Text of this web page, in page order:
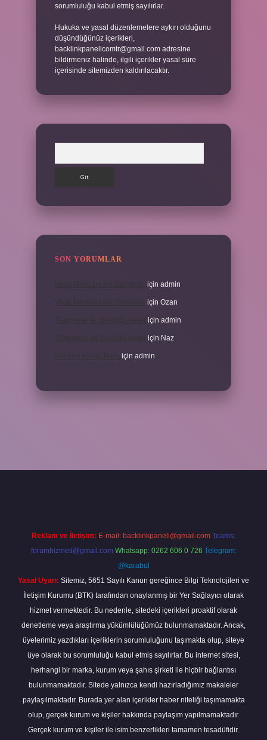
sorumluluğu kabul etmiş sayılırlar.
Hukuka ve yasal düzenlemelere aykırı olduğunu
düşündüğünüz içerikleri,
backlinkpanelicomtr@gmail.com adresine
bildirmeniz halinde, ilgili içerikler yasal süre
içerisinde sitemizden kaldırılacaktır.
SON YORUMLAR
için admin
için Ozan
için admin
için Naz
için admin
Reklam ve İletişim: E-mail: backlinkpaneli@gmail.com Teams:
forumhizmeti@gmail.com Whatsapp: 0262 606 0 726 Telegram:
@karabul
Yasal Uyarı: Sitemiz, 5651 Sayılı Kanun gereğince Bilgi Teknolojileri ve
İletişim Kurumu (BTK) tarafından onaylanmış bir Yer Sağlayıcı olarak
hizmet vermektedir. Bu nedenle, sitedeki içerikleri proaktif olarak
denetleme veya araştırma yükümlülüğümüz bulunmamaktadır. Ancak,
üyelerimiz yazdıkları içeriklerin sorumluluğunu taşımakta olup, siteye
üye olarak bu sorumluluğu kabul etmiş sayılırlar. Bu internet sitesi,
herhangi bir marka, kurum veya şahıs şirketi ile hiçbir bağlantısı
bulunmamaktadır. Sitede yalnızca kendi hazırladığımız makaleler
paylaşılmaktadır. Burada yer alan içerikler haber niteliği taşımamakta
olup, gerçek kurum ve kişiler hakkında paylaşım yapılmamaktadır.
Gerçek kurum ve kişiler ile isim benzerlikleri tamamen tesadüfidir.